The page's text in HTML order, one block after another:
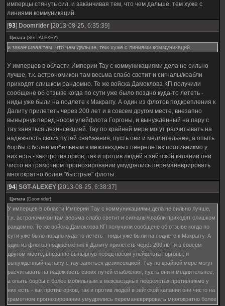
имперцы стянуть сил. и заканчивая тем, что чем дальше, тем хуже с
линиями коммуникаций.
[93] Doomrider [2013-08-25, 6:35:39]
Цитата (SGT-ALEXEY)
и заканчивая тем, что чем дальше, тем хуже с линиями коммуникаций.
У имперцев в области Империи Тау с коммуникациями дела не сильно
лучше, т.к. астрономикон там весьма слабо светит и сигналы/коабли
приходят слишком рандомно. Те же войска Дамоклова КП получили
сообщене об отзыве когда по сути уже было поздно куда-то лететь -
ниды уже были на подлете к Макраггу. А один из флотов подкрепления к
Далиту прилететь через 200 лет и в совсем другом месте, внезапно
вынырнув перед носом улейфлота Горгоны, и вынужденный на пару с
тау заняться дезинсекцией. Тау по крайней мере могут расчитывать на
надежность своих путей снабжения, пусть они и медлительнее, а опыть
борбы с более мобильным в межзвездных пеерелетах противникмо у
них есть - как против орков, так и против людей в зейтской капании они
чисто на грамотном прогнозировании умудрялись переманеврировать
многократно более "быстрые" флоты.
[94] SGT-ALEXEY [2013-08-25, 6:38:37]
Цитата (Doomrider)
У имперцев в области Империи Тау с коммуникациями дела не сильно лучше,
т.к. астрономикон там весьма слабо светит и сигналы/коабли приходят слишком
рандомно. Те же войска Дамоклова КП получили сообщене об отзыве когда по
сути уже было поздно куда-то лететь - ниды уже были на подлете к Макраггу. А
один из флотов подкрепления к Далиту прилететь через 200 лет и в совсем
другом месте, внезапно вынырнув перед носом улейфлота Горгоны, и
вынужденный на пару с тау заняться дезинсекцией. Тау по крайней мере могут
расчитывать на надежность своих путей снабжения, пусть они и медлительнее,
а опыть борбы с более мобильным в межзвездных пеерелетах противникмо у
них есть - как против орков, так и против людей в зейтской капании они чисто на
грамотном прогнозировании умудрялись переманеврировать многократно более